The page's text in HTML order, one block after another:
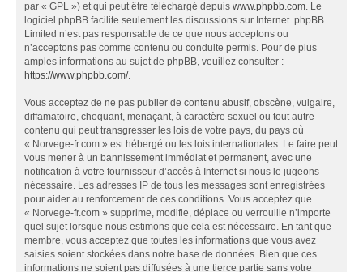
par « GPL ») et qui peut être téléchargé depuis www.phpbb.com. Le
logiciel phpBB facilite seulement les discussions sur Internet. phpBB
Limited n’est pas responsable de ce que nous acceptons ou
n’acceptons pas comme contenu ou conduite permis. Pour de plus
amples informations au sujet de phpBB, veuillez consulter :
https://www.phpbb.com/.
Vous acceptez de ne pas publier de contenu abusif, obscène, vulgaire,
diffamatoire, choquant, menaçant, à caractère sexuel ou tout autre
contenu qui peut transgresser les lois de votre pays, du pays où
« Norvege-fr.com » est hébergé ou les lois internationales. Le faire peut
vous mener à un bannissement immédiat et permanent, avec une
notification à votre fournisseur d’accès à Internet si nous le jugeons
nécessaire. Les adresses IP de tous les messages sont enregistrées
pour aider au renforcement de ces conditions. Vous acceptez que
« Norvege-fr.com » supprime, modifie, déplace ou verrouille n’importe
quel sujet lorsque nous estimons que cela est nécessaire. En tant que
membre, vous acceptez que toutes les informations que vous avez
saisies soient stockées dans notre base de données. Bien que ces
informations ne soient pas diffusées à une tierce partie sans votre